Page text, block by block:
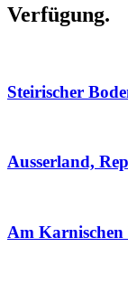
Verfügung.
Steirischer
Ausserland,
Am Karnischen